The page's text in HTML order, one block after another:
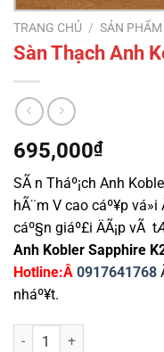
TRANG CHỦ / SẢN PHẨM
Sàn Thạch Anh
695,000₫
SÃ n Tháº¡ch Anh
hÃ¨m V cao cáº¥p vá»i
cáº§n giáº£i ÄÃ¡p vÃ
Anh Kobler Sapphire
Hotline:Â 0917641768
nháº¥t.
Sàn Thạch Anh Kobler